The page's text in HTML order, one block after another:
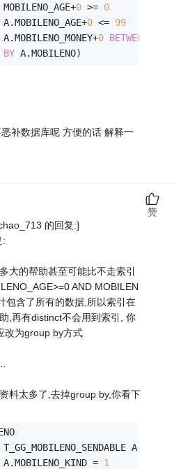
MOBILENO_AGE+0 >= 0
A.MOBILENO_AGE+0 <= 99
A.MOBILENO_MONEY+0 BETWEEN
BY A.MOBILENO)
补数据库呢 方便的话 解释一
的回复:]
:
大的帮助甚至可能比不走索引
AND MOBILEN
包含了所有的数据,所以索引在
,再有distinct不会用到索引, 你
改为group by方式
料太多了,去掉group by,你看下
T_GG_MOBILENO_SENDABLE A
A.MOBILENO_KIND = 1
赞